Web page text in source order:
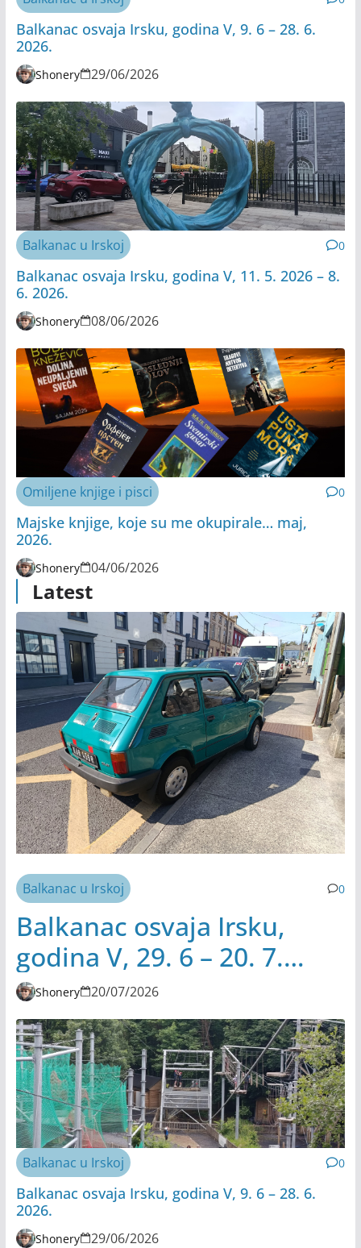
Balkanac osvaja Irsku, godina V, 9. 6 – 28. 6.
2026.
Shonery 29/06/2026
Balkanac u Irskoj 0
Balkanac osvaja Irsku, godina V, 11. 5. 2026 – 8.
6. 2026.
Shonery 08/06/2026
Omiljene knjige i pisci 0
Majske knjige, koje su me okupirale… maj,
2026.
Shonery 04/06/2026
Latest
Balkanac u Irskoj 0
Balkanac osvaja Irsku,
godina V, 29. 6 – 20. 7.
2026.
Shonery 20/07/2026
Balkanac u Irskoj 0
Balkanac osvaja Irsku, godina V, 9. 6 – 28. 6.
2026.
Shonery 29/06/2026